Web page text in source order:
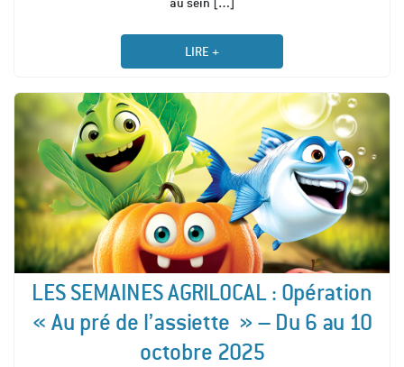
LIRE +
LES SEMAINES AGRILOCAL : Opération
« Au pré de l’assiette » – Du 6 au 10
octobre 2025